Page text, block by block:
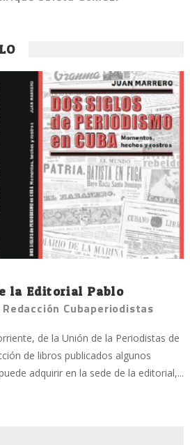
la Editorial Pablo
Redacción Cubaperiodistas
de la Unión de la Periodistas de
de libros publicados algunos
adquirir en la sede de la editorial,...